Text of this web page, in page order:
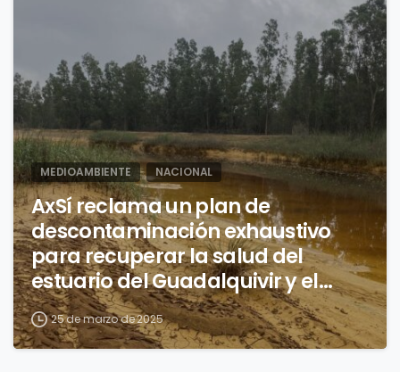
0
MEDIOAMBIENTE NACIONAL
AxSí reclama un plan de
descontaminación exhaustivo
para recuperar la salud del
estuario del Guadalquivir y el
golfo de Cádiz, asegurando la
calidad de los productos
pesqueros
25 de marzo de 2025